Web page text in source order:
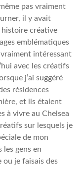
pas vraiment
il y avait
histoire créative
emblématiques
intéressant
avec les créatifs
j’ai suggéré
résidences
et ils étaient
à vivre au Chelsea
sur lesquels je
de mon
les gens en
ou je faisais des